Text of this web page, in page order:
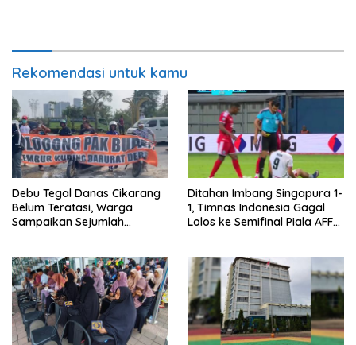
Rekomendasi untuk kamu
Debu Tegal Danas Cikarang
Belum Teratasi, Warga
Sampaikan Sejumlah
Ditahan Imbang Singapura 1-
1, Timnas Indonesia Gagal
Lolos ke Semifinal Piala AFF